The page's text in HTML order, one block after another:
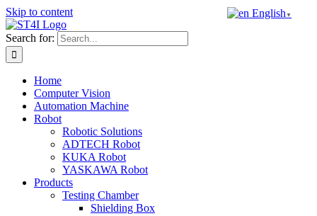
Skip to content
Search for:
Home
Computer Vision
Automation Machine
Robot
Robotic Solutions
ADTECH Robot
KUKA Robot
YASKAWA Robot
Products
Testing Chamber
Shielding Box
English ▼